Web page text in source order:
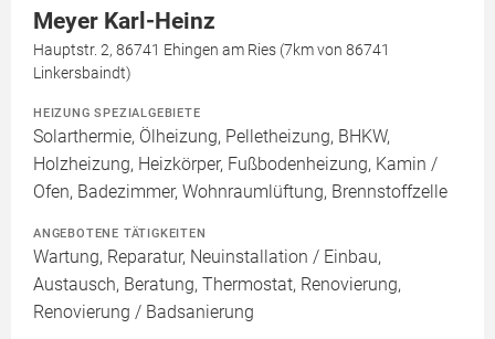
Meyer Karl-Heinz
Hauptstr. 2, 86741 Ehingen am Ries (7km von 86741
Linkersbaindt)
HEIZUNG SPEZIALGEBIETE
Solarthermie, Ölheizung, Pelletheizung, BHKW,
Holzheizung, Heizkörper, Fußbodenheizung, Kamin /
Ofen, Badezimmer, Wohnraumlüftung, Brennstoffzelle
ANGEBOTENE TÄTIGKEITEN
Wartung, Reparatur, Neuinstallation / Einbau,
Austausch, Beratung, Thermostat, Renovierung,
Renovierung / Badsanierung